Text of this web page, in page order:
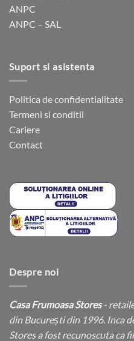
ANPC
ANPC – SAL
Suport si asistenta
Politica de confidentialitate
Termeni si conditii
Cariere
Contact
Despre noi
Casa Frumoasa Stores-
din București din 1996. Inca
Stores a fost recunoscuta ca